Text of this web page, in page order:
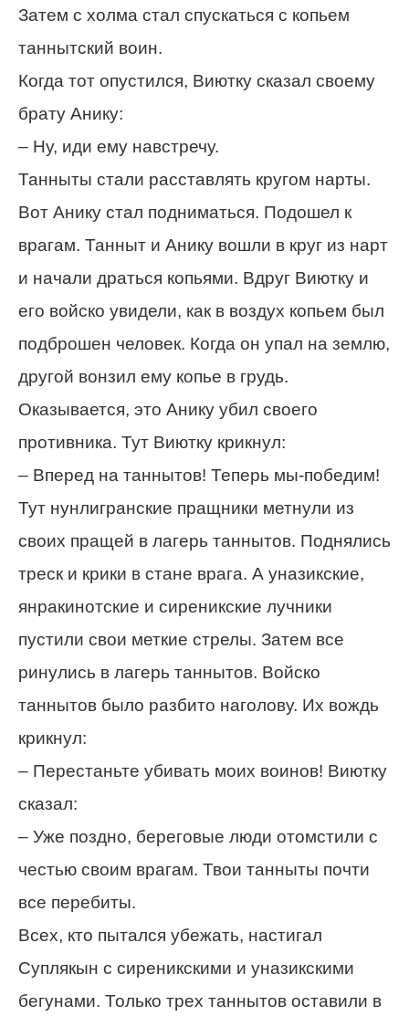
Затем с холма стал спускаться с копьем
таннытский воин.
Когда тот опустился, Виютку сказал своему
брату Анику:
– Ну, иди ему навстречу.
Танныты стали расставлять кругом нарты.
Вот Анику стал подниматься. Подошел к
врагам. Танныт и Анику вошли в круг из нарт
и начали драться копьями. Вдруг Виютку и
его войско увидели, как в воздух копьем был
подброшен человек. Когда он упал на землю,
другой вонзил ему копье в грудь.
Оказывается, это Анику убил своего
противника. Тут Виютку крикнул:
– Вперед на таннытов! Теперь мы-победим!
Тут нунлигранские пращники метнули из
своих пращей в лагерь таннытов. Поднялись
треск и крики в стане врага. А уназикские,
янракинотские и сиреникские лучники
пустили свои меткие стрелы. Затем все
ринулись в лагерь таннытов. Войско
таннытов было разбито наголову. Их вождь
крикнул:
– Перестаньте убивать моих воинов! Виютку
сказал:
– Уже поздно, береговые люди отомстили с
честью своим врагам. Твои танныты почти
все перебиты.
Всех, кто пытался убежать, настигал
Суплякын с сиреникскими и уназикскими
бегунами. Только трех таннытов оставили в